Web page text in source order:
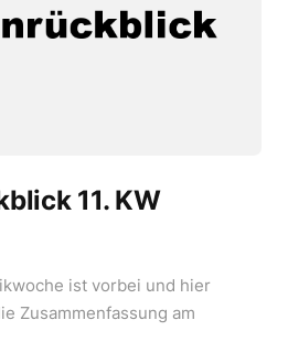
11. KW
ist vorbei und hier
Zusammenfassung am